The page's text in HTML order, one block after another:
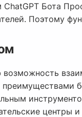
Бота
Поэтому
преимуществами
центры